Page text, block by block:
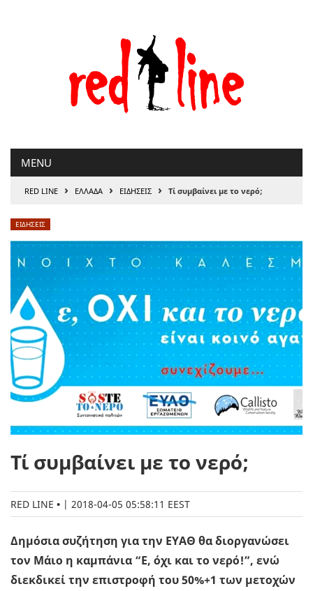
MENU
RED LINE › ΕΛΛΑΔΑ › ΕΙΔΗΣΕΙΣ › Τί συμβαίνει με το νερό;
ΕΙΔΗΣΕΙΣ
Τί συμβαίνει με το νερό;
RED LINE | 2018-04-05 05:58:11 EEST
Δημόσια συζήτηση για την ΕΥΑΘ θα διοργανώσει
τον Μάιο η καμπάνια “Ε, όχι και το νερό!”, ενώ
διεκδικεί την επιστροφή του 50%+1 των μετοχών